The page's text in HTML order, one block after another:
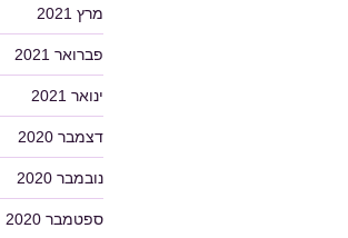
מרץ 2021
פברואר 2021
ינואר 2021
דצמבר 2020
נובמבר 2020
ספטמבר 2020